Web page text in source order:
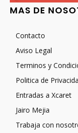
MAS DE
Contacto
Aviso Legal
Terminos y
Politica de
Entradas a Xcaret
Jairo Mejia
Trabaja con